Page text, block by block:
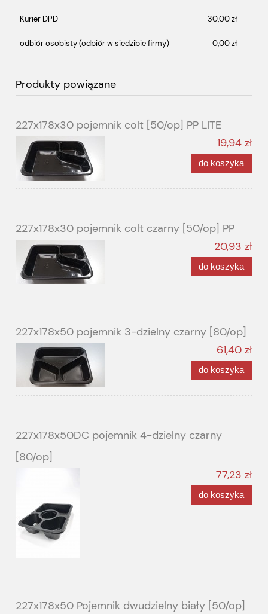
Kurier DPD 30,00 zł
odbiór osobisty(odbiór w siedzibie firmy) 0,00 zł
Produkty powiązane
227x178x30 pojemnik colt [50/op] PP LITE
19,94 zł
do koszyka
227x178x30 pojemnik colt czarny [50/op] PP
20,93 zł
do koszyka
227x178x50 pojemnik 3-dzielny czarny [80/op]
61,40 zł
do koszyka
227x178x50DC pojemnik 4-dzielny czarny
[80/op]
77,23 zł
do koszyka
227x178x50 Pojemnik dwudzielny biały [50/op]